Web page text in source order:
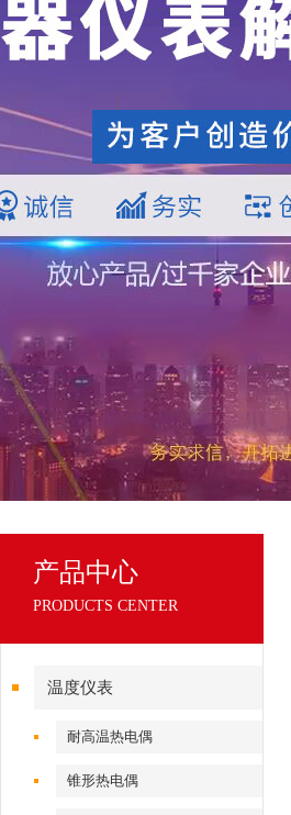
产品中心
PRODUCTS CENTER
温度仪表
耐高温热电偶
锥形热电偶